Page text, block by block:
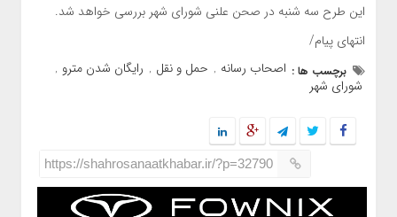
این طرح سه ‌شنبه در صحن علنی شورای شهر بررسی خواهد شد.
انتهای پیام/
برچسب ها : اصحاب رسانه , حمل و نقل , رایگان شدن مترو ,
شورای شهر
https://shahrosanaatkhabar.ir/?p=32790